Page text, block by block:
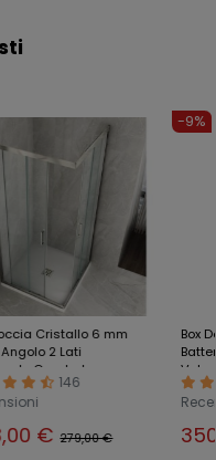
Cristallo 6 mm
2 Lati
Quadrato
146
€279,00 €
-9%
Box